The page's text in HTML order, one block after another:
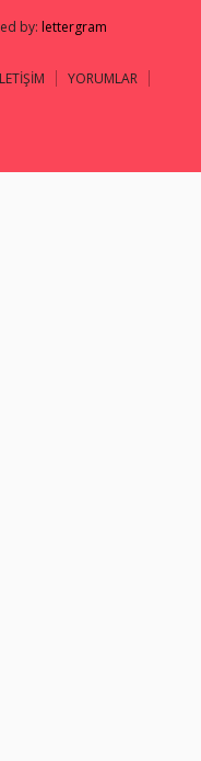
by: lettergram
YORUMLAR